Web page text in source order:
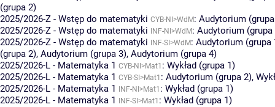
(grupa 2)
2025/2026-Z - Wstęp do matematyki CYB-NI>WdM: Audytorium
2025/2026-Z - Wstęp do matematyki
INF-NI>WdM: Audytorium (grupa
2025/2026-Z - Wstęp do matematyki
INF-SI>WdM: Audytorium (grupa
(grupa 2), Audytorium (grupa 3), Audytorium (grupa 4)
2025/2026-L - Matematyka 1 CYB-NI>Mat1 : Wykład (grupa 1)
2025/2026-L - Matematyka 1 CYB-SI>Mat1 : Audytorium (grupa 2),
2025/2026-L - Matematyka 1
INF-NI>Mat1 : Wykład (grupa 1)
2025/2026-L - Matematyka 1
INF-SI>Mat1 : Wykład (grupa 1)